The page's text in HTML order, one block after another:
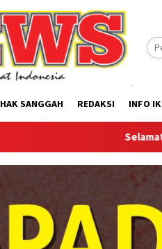
HAK SANGGAH REDAKSI INFO
Selamat Datang Di